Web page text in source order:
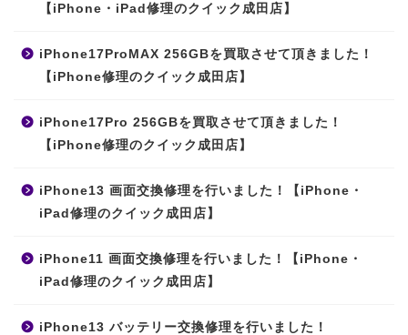
【iPhone・iPad修理のクイック成田店】
iPhone17ProMAX 256GBを買取させて頂きました！
【iPhone修理のクイック成田店】
iPhone17Pro 256GBを買取させて頂きました！
【iPhone修理のクイック成田店】
iPhone13 画面交換修理を行いました！【iPhone・
iPad修理のクイック成田店】
iPhone11 画面交換修理を行いました！【iPhone・
iPad修理のクイック成田店】
iPhone13 バッテリー交換修理を行いました！